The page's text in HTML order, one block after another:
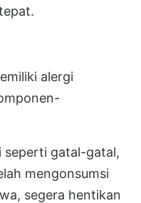
alergi
seperti gatal-gatal,
mengonsumsi
segera hentikan